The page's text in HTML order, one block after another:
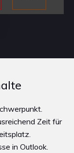
Zeit für
in Outlook.